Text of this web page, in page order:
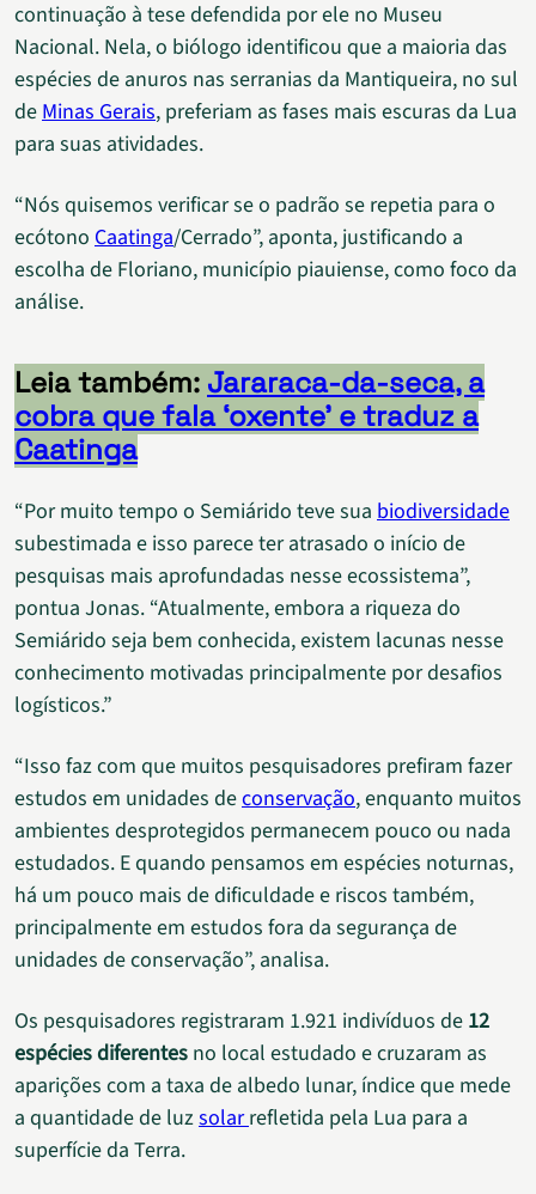
continuação à tese defendida por ele no Museu
Nacional. Nela, o biólogo identificou que a maioria das
espécies de anuros nas serranias da Mantiqueira, no sul
de Minas Gerais, preferiam as fases mais escuras da Lua
para suas atividades.
“Nós quisemos verificar se o padrão se repetia para o
ecótono Caatinga/Cerrado”, aponta, justificando a
escolha de Floriano, município piauiense, como foco da
análise.
Leia também: Jararaca-da-seca, a
cobra que fala ‘oxente’ e traduz a
Caatinga
“Por muito tempo o Semiárido teve sua biodiversidade
subestimada e isso parece ter atrasado o início de
pesquisas mais aprofundadas nesse ecossistema”,
pontua Jonas. “Atualmente, embora a riqueza do
Semiárido seja bem conhecida, existem lacunas nesse
conhecimento motivadas principalmente por desafios
logísticos.”
“Isso faz com que muitos pesquisadores prefiram fazer
estudos em unidades deconservação, enquanto muitos
ambientes desprotegidos permanecem pouco ou nada
estudados. E quando pensamos em espécies noturnas,
há um pouco mais de dificuldade e riscos também,
principalmente em estudos fora da segurança de
unidades de conservação”, analisa.
Os pesquisadores registraram 1.921 indivíduos de 12
espécies diferentes no local estudado e cruzaram as
aparições com a taxa de albedo lunar, índice que mede
a quantidade de luzsolarrefletida pela Lua para a
superfície da Terra.